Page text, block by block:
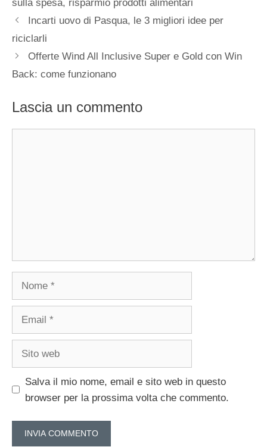
sulla spesa, risparmio prodotti alimentari
Incarti uovo di Pasqua, le 3 migliori idee per
riciclarli
Offerte Wind All Inclusive Super e Gold con Win
Back: come funzionano
Lascia un commento
Salva il mio nome, email e sito web in questo
browser per la prossima volta che commento.